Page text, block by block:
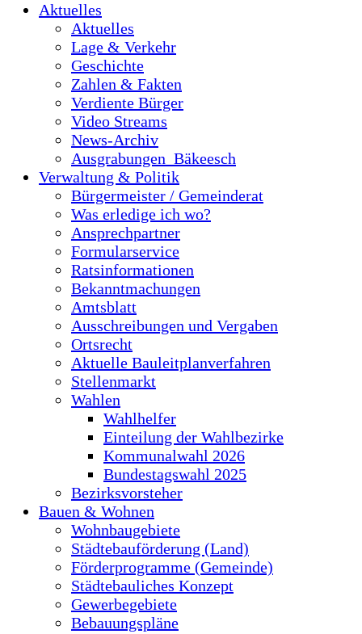
Aktuelles
Aktuelles
Lage & Verkehr
Geschichte
Zahlen & Fakten
Verdiente Bürger
Video Streams
News-Archiv
Ausgrabungen_Bäkeesch
Verwaltung & Politik
Bürgermeister / Gemeinderat
Was erledige ich wo?
Ansprechpartner
Formularservice
Ratsinformationen
Bekanntmachungen
Amtsblatt
Ausschreibungen und Vergaben
Ortsrecht
Aktuelle Bauleitplanverfahren
Stellenmarkt
Wahlen
Wahlhelfer
Einteilung der Wahlbezirke
Kommunalwahl 2026
Bundestagswahl 2025
Bezirksvorsteher
Bauen & Wohnen
Wohnbaugebiete
Städtebauförderung (Land)
Förderprogramme (Gemeinde)
Städtebauliches Konzept
Gewerbegebiete
Bebauungspläne